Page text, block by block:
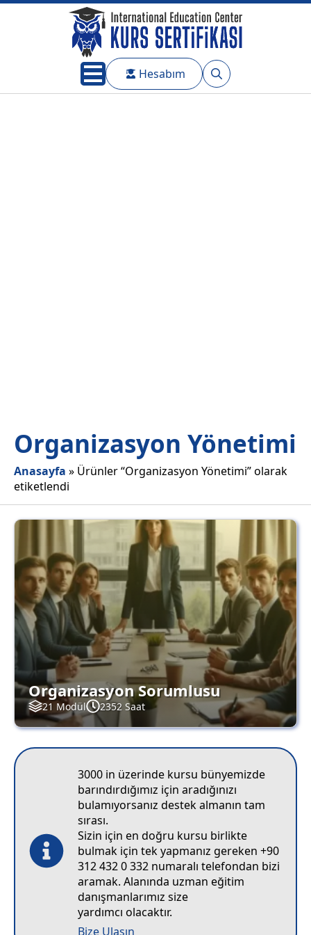
Hesabım
Search
Organizasyon Yönetimi
Anasayfa » Ürünler “Organizasyon Yönetimi” olarak
etiketlendi
Organizasyon Sorumlusu
21 Modül 2352 Saat
3000 in üzerinde kursu bünyemizde
barındırdığımız için aradığınızı
bulamıyorsanız destek almanın tam
sırası.
Sizin için en doğru kursu birlikte
bulmak için tek yapmanız gereken +90
312 432 0 332 numaralı telefondan bizi
aramak. Alanında uzman eğitim
danışmanlarımız size
yardımcı olacaktır.
Bize Ulaşın